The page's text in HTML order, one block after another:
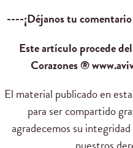
----¡Déjanos tu
Este artículo procede
Corazones ®
El material publicado en
para ser compartido
agradecemos su